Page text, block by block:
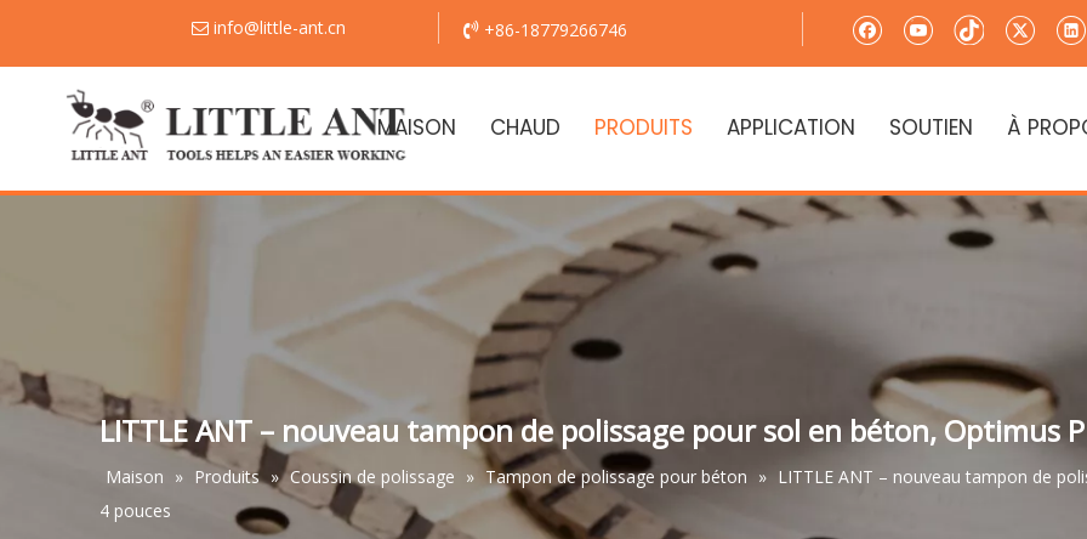
 info@little-ant.cn  +86-18779266746
MAISON CHAUD PRODUITS APPLICATION SOUTIEN À
LITTLE ANT – nouveau tampon de polissage pour sol en béton, Optimus
Maison » Produits » Coussin de polissage » Tampon de polissage pour béton » LITTLE ANT – nouveau tampon de
4 pouces